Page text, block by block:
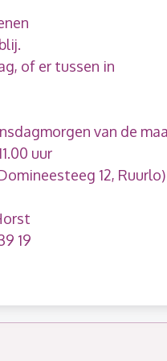
of er tussen in
van de
uur
12, Ruurlo)
19